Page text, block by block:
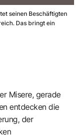
seinen Beschäftigten
Das bringt ein
Misere, gerade
entdecken die
der